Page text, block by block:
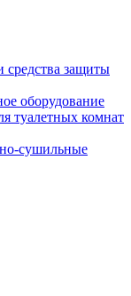
средства защиты
оборудование
туалетных комнат
сушильные